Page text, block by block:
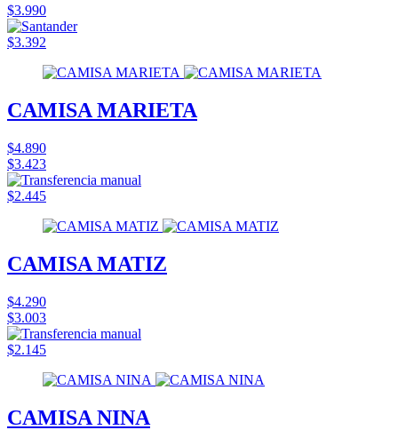
$3.990
$3.392
CAMISA MARIETA
$4.890
$3.423
$2.445
CAMISA MATIZ
$4.290
$3.003
$2.145
CAMISA NINA